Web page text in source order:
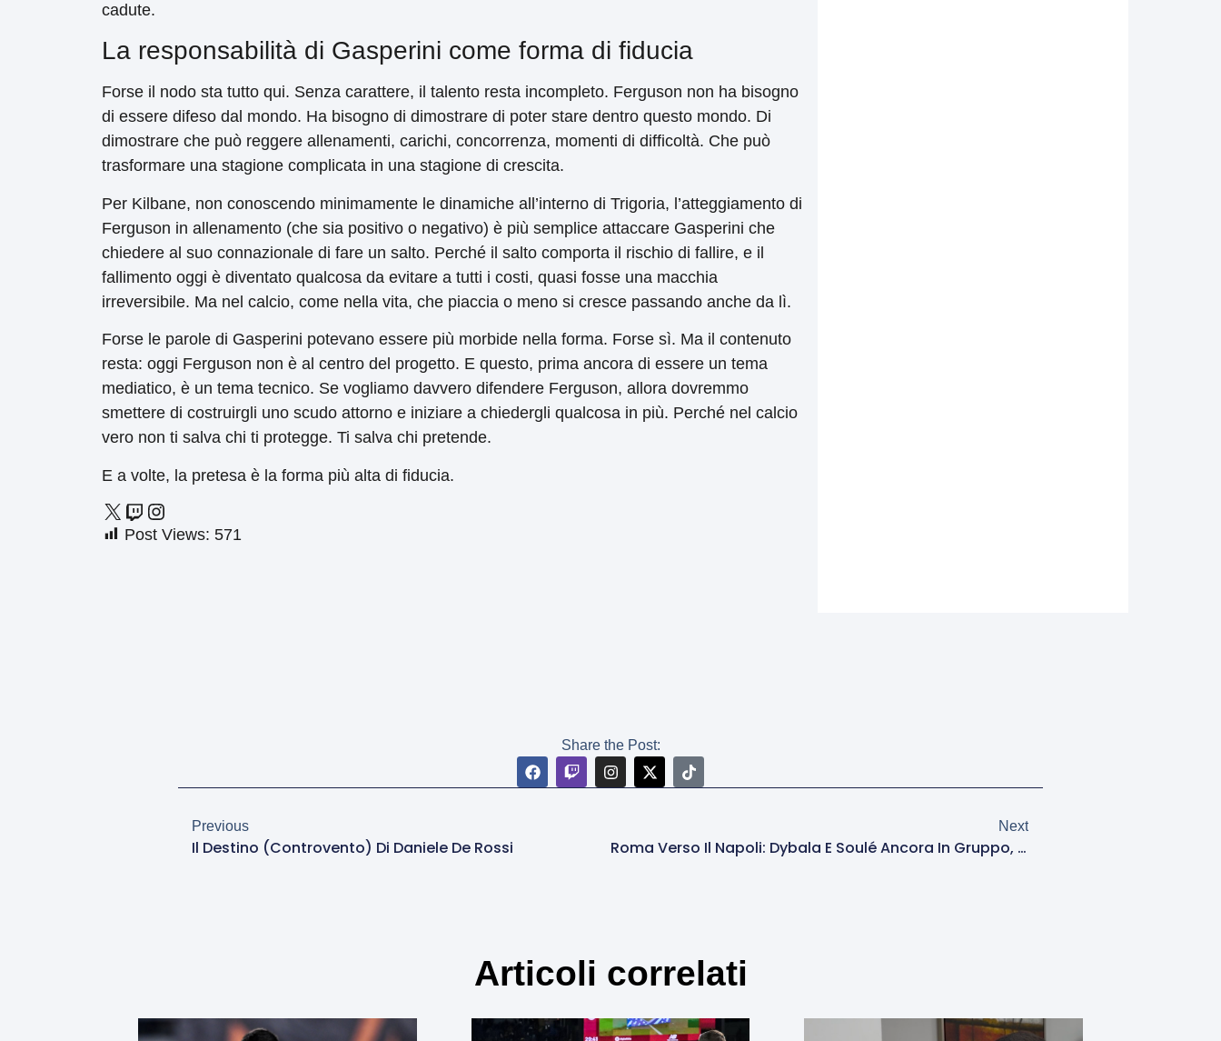
cadute.
La responsabilità di Gasperini come forma di fiducia
Forse il nodo sta tutto qui. Senza carattere, il talento resta incompleto. Ferguson non ha bisogno
di essere difeso dal mondo. Ha bisogno di dimostrare di poter stare dentro questo mondo. Di
dimostrare che può reggere allenamenti, carichi, concorrenza, momenti di difficoltà. Che può
trasformare una stagione complicata in una stagione di crescita.
Per Kilbane, non conoscendo minimamente le dinamiche all’interno di Trigoria, l’atteggiamento di
Ferguson in allenamento (che sia positivo o negativo) è più semplice attaccare Gasperini che
chiedere al suo connazionale di fare un salto. Perché il salto comporta il rischio di fallire, e il
fallimento oggi è diventato qualcosa da evitare a tutti i costi, quasi fosse una macchia
irreversibile. Ma nel calcio, come nella vita, che piaccia o meno si cresce passando anche da lì.
Forse le parole di Gasperini potevano essere più morbide nella forma. Forse sì. Ma il contenuto
resta: oggi Ferguson non è al centro del progetto. E questo, prima ancora di essere un tema
mediatico, è un tema tecnico. Se vogliamo davvero difendere Ferguson, allora dovremmo
smettere di costruirgli uno scudo attorno e iniziare a chiedergli qualcosa in più. Perché nel calcio
vero non ti salva chi ti protegge. Ti salva chi pretende.
E a volte, la pretesa è la forma più alta di fiducia.
Post Views: 571
Share the Post:
Previous
Il Destino (controvento) Di Daniele De Rossi
Next
Roma Verso Il Napoli: Dybala E Soulé Ancora In Gruppo, Cinque A Parte
Articoli correlati